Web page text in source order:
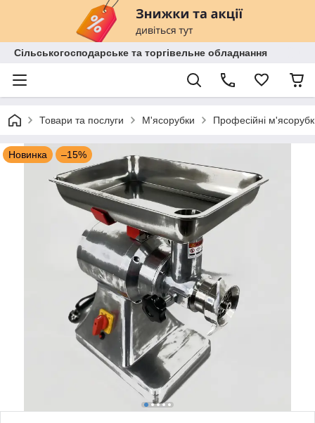
Сільськогосподарське та торгівельне обладнання
Товари та послуги М'ясорубки Професійні
Новинка –15%